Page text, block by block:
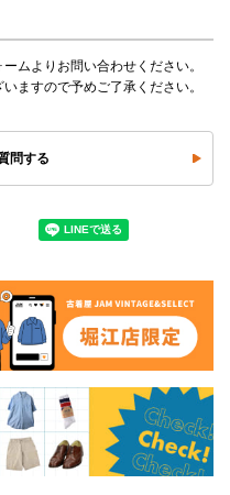
ムよりお問い合わせください。
ますので予めご了承ください。
問する